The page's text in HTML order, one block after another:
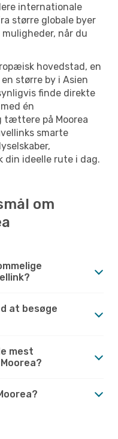
internationale
større globale byer
når du
hovedstad, en
større by i Asien
finde direkte
én
tættere på Moorea
smarte
din ideelle rute i dag.
om
at besøge
mest